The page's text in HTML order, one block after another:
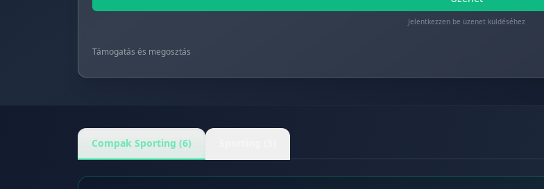
Jelentkezzen be üzenet küldéséhez
Támogatás és megosztás
Compak Sporting (6)